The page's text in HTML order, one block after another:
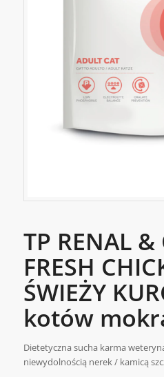
TP RENAL &
FRESH
ŚWIEŻY
kotów
Dietetyczna sucha karma
niewydolnością nerek / kamicą